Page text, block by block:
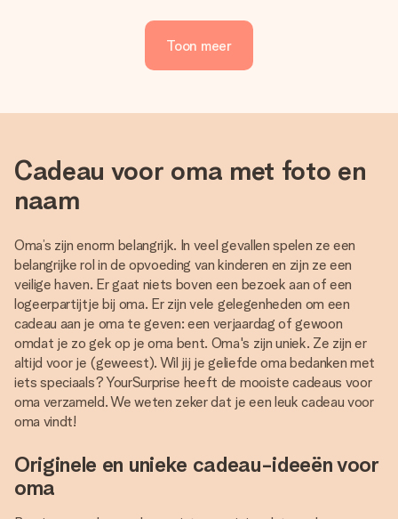
Toon meer
Cadeau voor oma met foto en
naam
Oma’s zijn enorm belangrijk. In veel gevallen spelen ze een
belangrijke rol in de opvoeding van kinderen en zijn ze een
veilige haven. Er gaat niets boven een bezoek aan of een
logeerpartijtje bij oma. Er zijn vele gelegenheden om een
cadeau aan je oma te geven: een verjaardag of gewoon
omdat je zo gek op je oma bent. Oma's zijn uniek. Ze zijn er
altijd voor je (geweest). Wil jij je geliefde oma bedanken met
iets speciaals? YourSurprise heeft de mooiste cadeaus voor
oma verzameld. We weten zeker dat je een leuk cadeau voor
oma vindt!
Originele en unieke cadeau-ideeën voor
oma